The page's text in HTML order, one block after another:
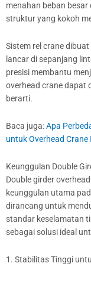
menahan beban
struktur yang kokoh
Sistem rel crane
lancar di sepanjang
presisi membantu
overhead crane dapat
berarti.
Baca juga:Apa
untuk Overhead Crane
Keunggulan Double
Double girder
keunggulan utama
dirancang untuk
standar keselamatan
sebagai solusi ideal
1. Stabilitas Tinggi